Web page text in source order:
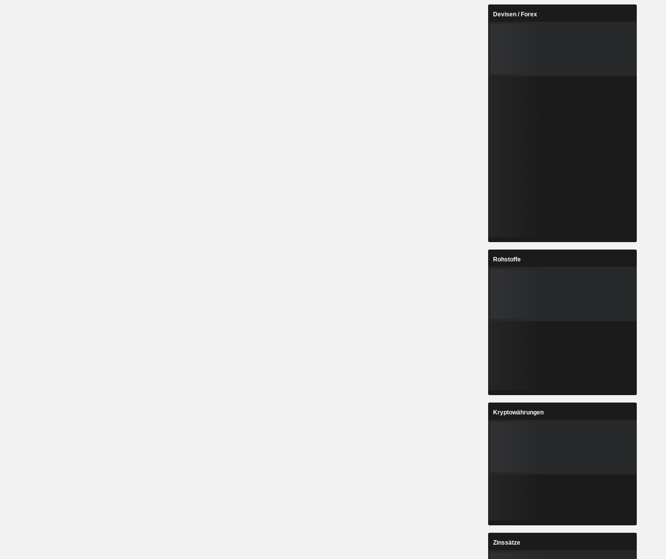
Devisen / Forex
Rohstoffe
Kryptowährungen
Zinssätze